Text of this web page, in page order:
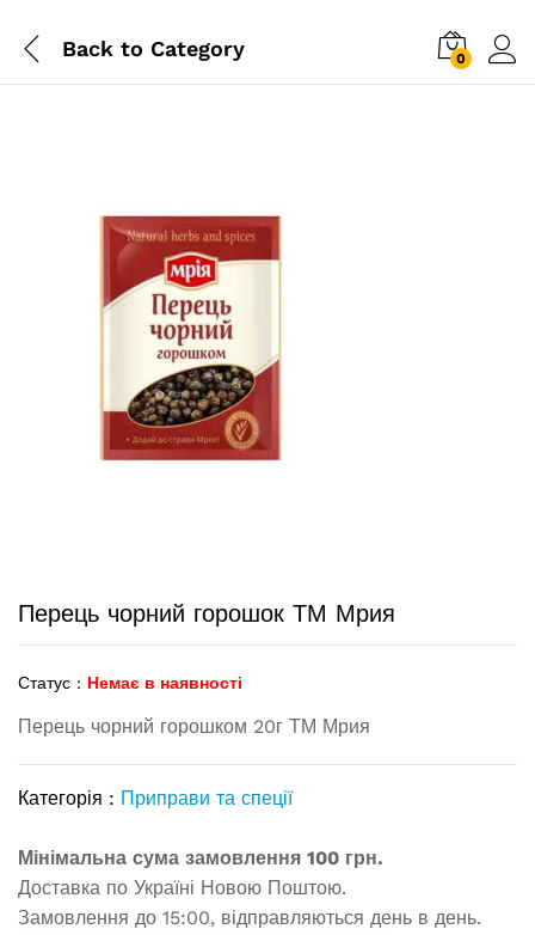
Back to Category 0
Перець чорний горошок ТМ Мрия
Статус : Немає в наявності
Перець чорний горошком 20г ТМ Мрия
Категорія : Приправи та спеції
Мінімальна сума замовлення 100 грн.
Доставка по Україні Новою Поштою.
Замовлення до 15:00, відправляються день в день.